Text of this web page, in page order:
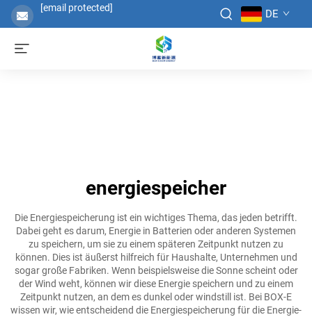
[email protected] DE
energiespeicher
Die Energiespeicherung ist ein wichtiges Thema, das jeden betrifft.
Dabei geht es darum, Energie in Batterien oder anderen Systemen
zu speichern, um sie zu einem späteren Zeitpunkt nutzen zu
können. Dies ist äußerst hilfreich für Haushalte, Unternehmen und
sogar große Fabriken. Wenn beispielsweise die Sonne scheint oder
der Wind weht, können wir diese Energie speichern und zu einem
Zeitpunkt nutzen, an dem es dunkel oder windstill ist. Bei BOX-E
wissen wir, wie entscheidend die Energiespeicherung für die Energie-